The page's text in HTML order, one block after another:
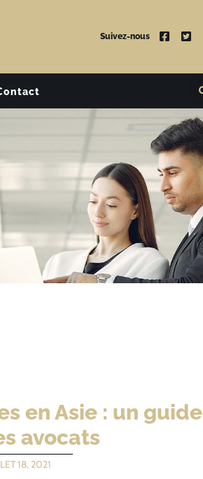
Suivez-nous
en Asie : un guide
avocats
18, 2021